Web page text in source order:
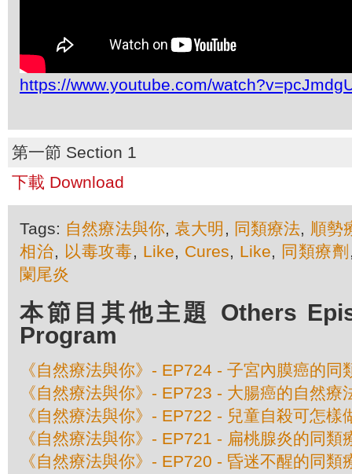
https://www.youtube.com/
第一節 Section 1
下載 Download
Tags: 自然療法與你,袁大明 , 同類療法, 順勢
相治, 以毒攻毒, Like, Cures, Like, 同類療劑
闌尾炎
本節目其他主題 Others
Program
《自然療法與你》- EP724 - 子宮內膜癌的同
《自然療法與你》- EP723 - 大腸癌的自然療
《自然療法與你》- EP722 - 兒童自殺可怎樣
《自然療法與你》- EP721 - 扁桃腺炎的同類
《自然療法與你》- EP720 - 昏迷不醒的同類